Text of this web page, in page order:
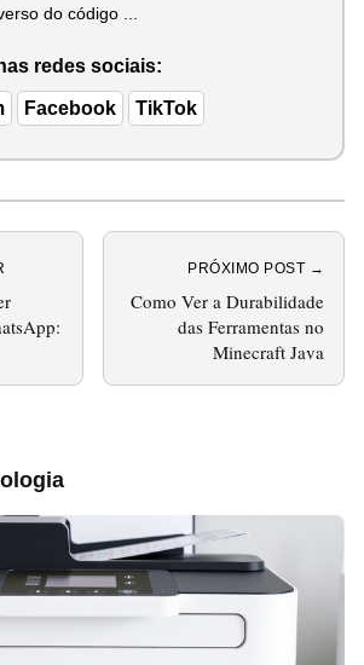
do código ...
redes sociais:
Facebook TikTok
PRÓXIMO POST →
Como Ver a Durabilidade
das Ferramentas no
Minecraft Java